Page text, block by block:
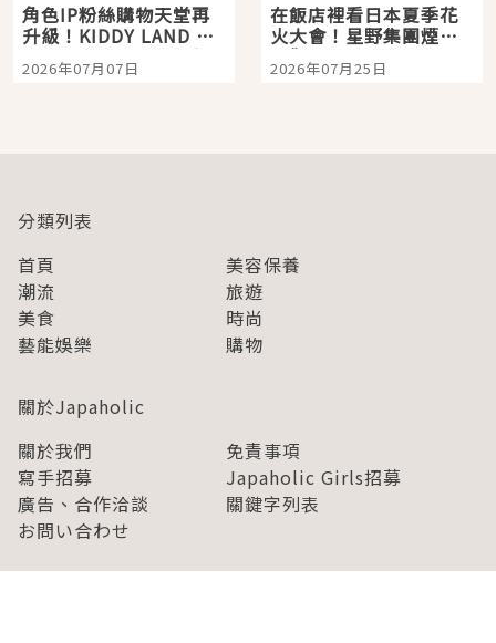
角色IP粉絲購物天堂再
升級！KIDDY LAND 原
宿店吉伊卡哇迎客，新
開幕 OMOKADO 店3分
2026年07月07日
在飯店裡看日本夏季花
火大會！星野集團煙火
景觀飯店6選，讓你不用
人擠人悠閒欣賞
2026年07月25日
分類列表
首頁
美容保養
潮流
旅遊
美食
時尚
藝能娛樂
購物
關於Japaholic
關於我們
免責事項
寫手招募
Japaholic Girls招募
廣告、合作洽談
關鍵字列表
お問い合わせ